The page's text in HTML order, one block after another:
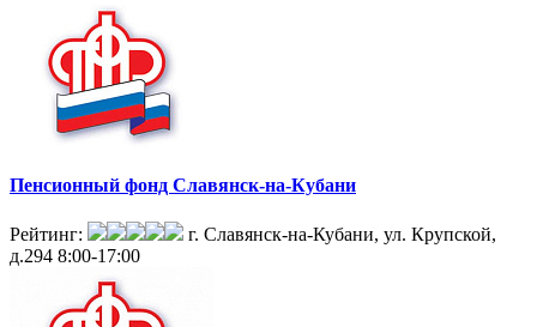
Пенсионный фонд Славянск-на-Кубани
Рейтинг:
г. Славянск-на-Кубани, ул. Крупской,
д.294 8:00-17:00